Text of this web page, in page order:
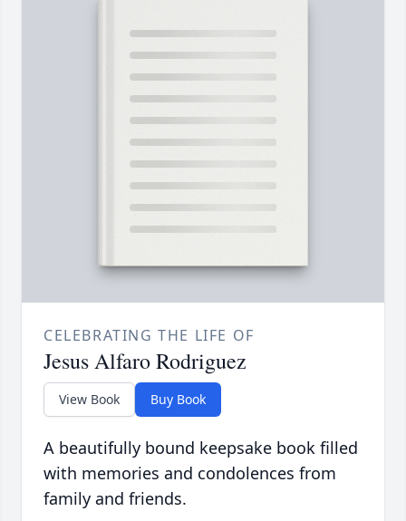
CELEBRATING THE LIFE OF
Jesus Alfaro Rodriguez
View Book Buy Book
A beautifully bound keepsake book filled
with memories and condolences from
family and friends.